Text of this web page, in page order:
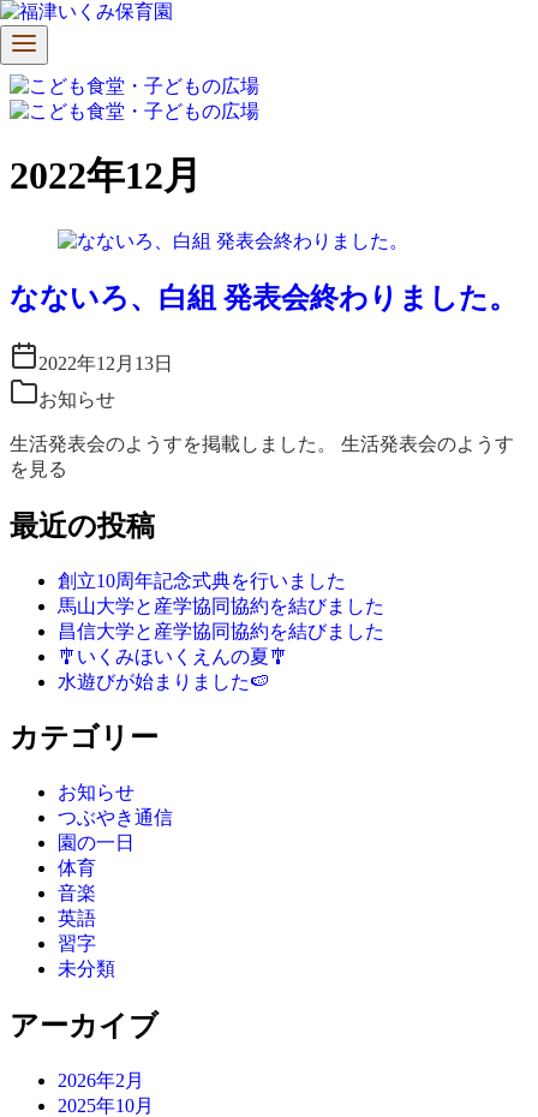
ン
テ
移
動
2022年12月
なないろ、白組 発表会終わりました。
2022年12月13日
お知らせ
生活発表会のようすを掲載しました。 生活発表会のようす
を見る
最近の投稿
創立10周年記念式典を行いました
馬山大学と産学協同協約を結びました
昌信大学と産学協同協約を結びました
🎐いくみほいくえんの夏🎐
水遊びが始まりました🍉
カテゴリー
お知らせ
つぶやき通信
園の一日
体育
音楽
英語
習字
未分類
アーカイブ
2026年2月
2025年10月